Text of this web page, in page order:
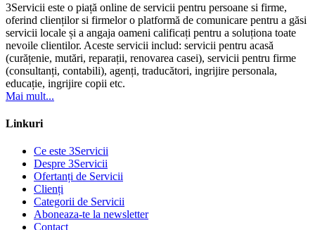
3Servicii este o piață online de servicii pentru persoane si firme,
oferind clienților si firmelor o platformă de comunicare pentru a găsi
servicii locale și a angaja oameni calificați pentru a soluționa toate
nevoile clientilor. Aceste servicii includ: servicii pentru acasă
(curățenie, mutări, reparații, renovarea casei), servicii pentru firme
(consultanți, contabili), agenți, traducători, ingrijire personala,
educație, ingrijire copii etc.
Mai mult...
Linkuri
Ce este 3Servicii
Despre 3Servicii
Ofertanți de Servicii
Clienți
Categorii de Servicii
Aboneaza-te la newsletter
Contact